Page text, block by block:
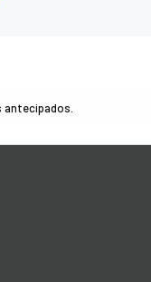
antecipados.